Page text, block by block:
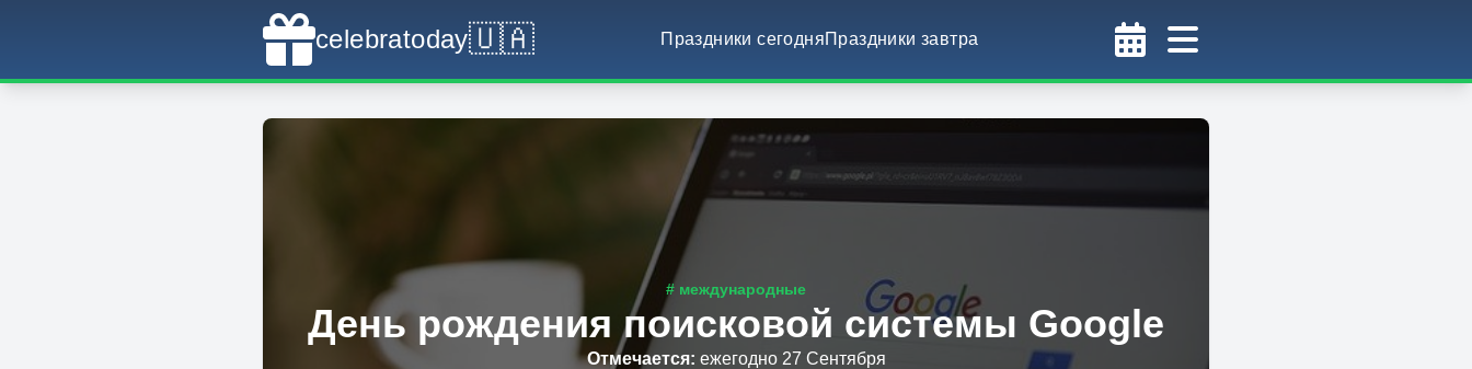
celebratoday🇺🇦 Праздники сегодняПраздники завтра
# международные
День рождения поисковой системы Google
Отмечается: ежегодно 27 Сентября